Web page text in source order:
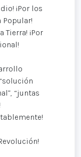
¡Por los
Popular!
Tierra! ¡Por
“juntas